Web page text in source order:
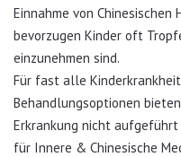
Einnahme von
bevorzugen Kinder oft
einzunehmen sind.
Für fast alle
Behandlungsoptionen
Erkrankung nicht aufgeführt
für Innere & Chinesische